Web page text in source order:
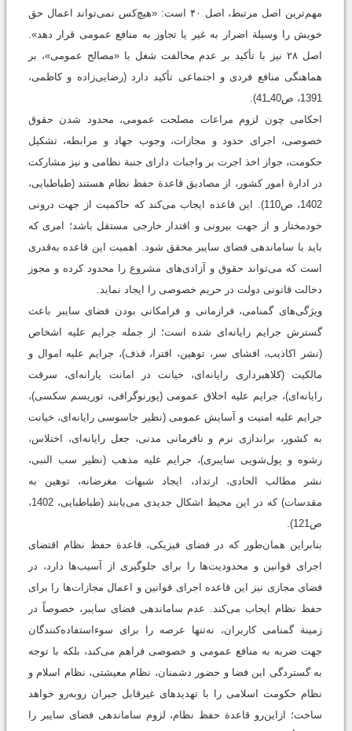
مهم‌ترین اصل مرتبط، اصل ۴۰ است: «هیچ‌کس نمی‌تواند اعمال حق
خویش را وسیلة اضرار به غیر یا تجاوز به منافع عمومی قرار دهد».
اصل ۲۸ نیز با تأکید بر عدم مخالفت شغل با «مصالح عمومی»، بر
هماهنگی منافع فردی و اجتماعی تأکید دارد (رضایی‌زاده و کاظمی،
1391، ص40ـ41).
احکامی چون لزوم مراعات مصلحت عمومی، محدود شدن حقوق
خصوصی، اجرای حدود و مجازات، وجوب جهاد و مرابطه، تشکیل
حکومت، جواز اخذ اجرت بر واجبات دارای جنبة نظامی و نیز مشارکت
در ادارة امور کشور، از مصادیق قاعدة حفظ نظام هستند (طباطبایی،
1402، ص110). این قاعده ایجاب می‌کند که حاکمیت از جهت درونی
خودمختار و از جهت بیرونی و اقتدار خارجی مستقل باشد؛ امری که
باید با ساماندهی فضای سایبر محقق شود. اهمیت این قاعده به‌قدری
است که می‌تواند حقوق و آزادی‌های مشروع را محدود کرده و مجوز
دخالت قانونی دولت در حریم خصوصی را ایجاد نماید.
ویژگی‌های گمنامی، فرازمانی و فرامکانی بودن فضای سایبر باعث
گسترش جرایم رایانه‌ای شده است؛ از جمله جرایم علیه اشخاص
(نشر اکاذیب، افشای سر، توهین، افترا، قذف)، جرایم علیه اموال و
مالکیت (کلاهبرداری رایانه‌ای، خیانت در امانت یارانه‌ای، سرقت
رایانه‌ای)، جرایم علیه اخلاق عمومی (پورنوگرافی، توریسم سکسی)،
جرایم علیه امنیت و آسایش عمومی (نظیر جاسوسی رایانه‌ای، خیانت
به کشور، براندازی نرم و نافرمانی مدنی، جعل رایانه‌ای، اختلاس،
رشوه و پول‌شویی سایبری)، جرایم علیه مذهب (نظیر سب النبی،
نشر مطالب الحادی، ارتداد، ایجاد شبهات مغرضانه، توهین به
مقدسات) که در این محیط اشکال جدیدی می‌یابند (طباطبایی، 1402،
ص121).
بنابراین همان‌طور که در فضای فیزیکی، قاعدة حفظ نظام اقتضای
اجرای قوانین و محدودیت‌ها را برای جلوگیری از آسیب‌ها دارد، در
فضای مجازی نیز این قاعده اجرای قوانین و اعمال مجازات‌ها را برای
حفظ نظام ایجاب می‌کند. عدم ساماندهی فضای سایبر، خصوصاً در
زمینة گمنامی کاربران، نه‌تنها عرصه را برای سوءاستفاده‌کنندگان
جهت ضربه به منافع عمومی و خصوصی فراهم می‌کند، بلکه با توجه
به گستردگی این فضا و حضور دشمنان، نظام معیشتی، نظام اسلام و
نظام حکومت اسلامی را با تهدیدهای غیرقابل جبران روبه‌رو خواهد
ساخت؛ ازاین‌رو قاعدة حفظ نظام، لزوم ساماندهی فضای سایبر را